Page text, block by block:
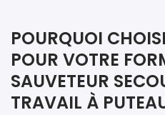
POURQUOI
POUR VOTRE
SAUVETEUR
TRAVAIL À